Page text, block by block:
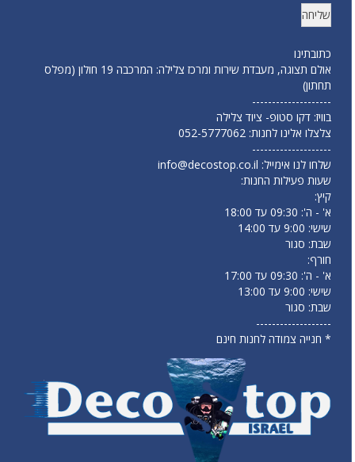
כתובתינו
אולם תצוגה, מעבדת שירות ומרכז צלילה: המרכבה 19 חולון (מפלס
תחתון)
--------------------
בוויז: דקו סטופ- ציוד צלילה
צלצלו אלינו לחנות: 052-5777062
--------------------
שלחו לנו אימייל: info@decostop.co.il
שעות פעילות החנות:
קיץ:
א' - ה': 09:30 עד 18:00
שישי: 9:00 עד 14:00
שבת: סגור
חורף:
א' - ה': 09:30 עד 17:00
שישי: 9:00 עד 13:00
שבת: סגור
-------------------
* חנייה צמודה לחנות חינם